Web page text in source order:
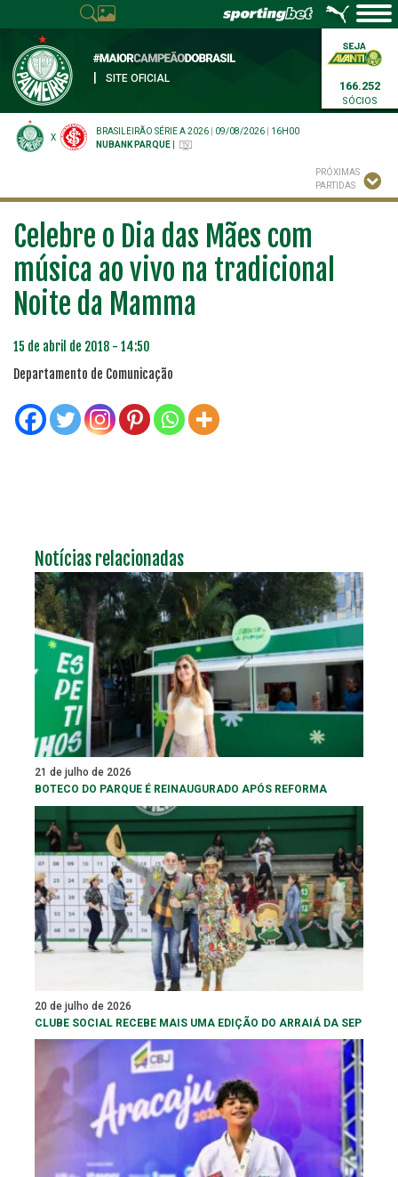
SITE OFICIAL
166.252
SÓCIOS
X
BRASILEIRÃO SÉRIE A 2026 09/08/2026
16H00
NUBANK PARQUE
PRÓXIMAS
PARTIDAS
Celebre o Dia das Mães com
música ao vivo na tradicional
Noite da Mamma
15 de abril de 2018 - 14:50
Departamento de Comunicação
Notícias relacionadas
21 de julho de 2026
BOTECO DO PARQUE É REINAUGURADO APÓS REFORMA
20 de julho de 2026
CLUBE SOCIAL RECEBE MAIS UMA EDIÇÃO DO ARRAIÁ DA SEP